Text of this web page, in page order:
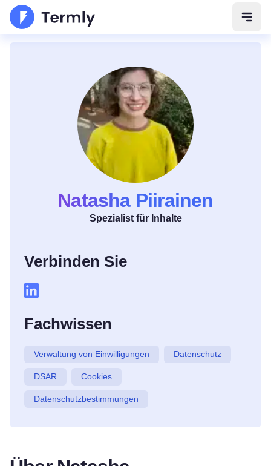
Natasha Piirainen
Spezialist für Inhalte
Verbinden Sie
Fachwissen
Verwaltung von Einwilligungen Datenschutz
DSAR Cookies
Datenschutzbestimmungen